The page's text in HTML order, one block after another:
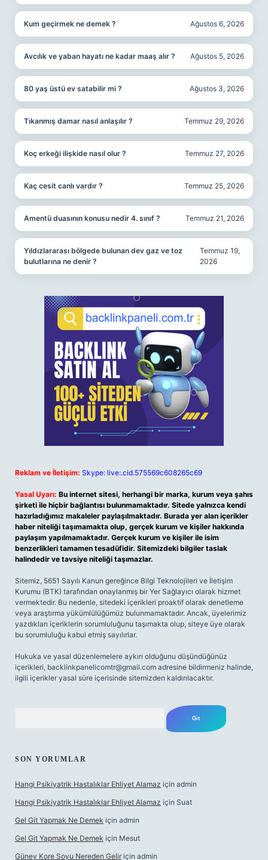
Kum geçirmek ne demek ? Ağustos 6, 2026
Avcılık ve yaban hayatı ne kadar maaş alır ? Ağustos 5, 2026
80 yaş üstü ev satabilir mi ? Ağustos 3, 2026
Tıkanmış damar nasıl anlaşılır ? Temmuz 29, 2026
Koç erkeği ilişkide nasıl olur ? Temmuz 27, 2026
Kaç cesit canlı vardır ? Temmuz 25, 2026
Amentü duasının konusu nedir 4. sınıf ? Temmuz 21, 2026
Yıldızlararası bölgede bulunan dev gaz ve toz
bulutlarına ne denir ?
Temmuz 19,
2026
Reklam ve İletişim: Skype: live:.cid.575569c608265c69
Yasal Uyarı: Bu internet sitesi, herhangi bir marka, kurum veya şahıs
şirketi ile hiçbir bağlantısı bulunmamaktadır. Sitede yalnızca kendi
hazırladığımız makaleler paylaşılmaktadır. Burada yer alan içerikler
haber niteliği taşımamakta olup, gerçek kurum ve kişiler hakkında
paylaşım yapılmamaktadır. Gerçek kurum ve kişiler ile isim
benzerlikleri tamamen tesadüfidir. Sitemizdeki bilgiler taslak
halindedir ve tavsiye niteliği taşımazlar.
Sitemiz, 5651 Sayılı Kanun gereğince Bilgi Teknolojileri ve İletişim
Kurumu (BTK) tarafından onaylanmış bir Yer Sağlayıcı olarak hizmet
vermektedir. Bu nedenle, sitedeki içerikleri proaktif olarak denetleme
veya araştırma yükümlülüğümüz bulunmamaktadır. Ancak, üyelerimiz
yazdıkları içeriklerin sorumluluğunu taşımakta olup, siteye üye olarak
bu sorumluluğu kabul etmiş sayılırlar.
Hukuka ve yasal düzenlemelere aykırı olduğunu düşündüğünüz
içerikleri, backlinkpanelicomtr@gmail.com adresine bildirmeniz halinde,
ilgili içerikler yasal süre içerisinde sitemizden kaldırılacaktır.
SON YORUMLAR
Hangi Psikiyatrik Hastalıklar Ehliyet Alamaz için admin
Hangi Psikiyatrik Hastalıklar Ehliyet Alamaz için Suat
Gel Git Yapmak Ne Demek için admin
Gel Git Yapmak Ne Demek için Mesut
Güney Kore Soyu Nereden Gelir için admin